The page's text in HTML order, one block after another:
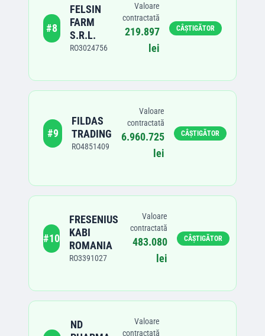
#8
FELSIN
FARM
S.R.L.
RO3024756
Valoare
contractată
219.897
lei
CÂȘTIGĂTOR
#9
FILDAS
TRADING
RO4851409
Valoare
contractată
6.960.725
lei
CÂȘTIGĂTOR
#10
FRESENIUS
KABI
ROMANIA
RO3391027
Valoare
contractată
483.080
lei
CÂȘTIGĂTOR
ND
Valoare
contractată